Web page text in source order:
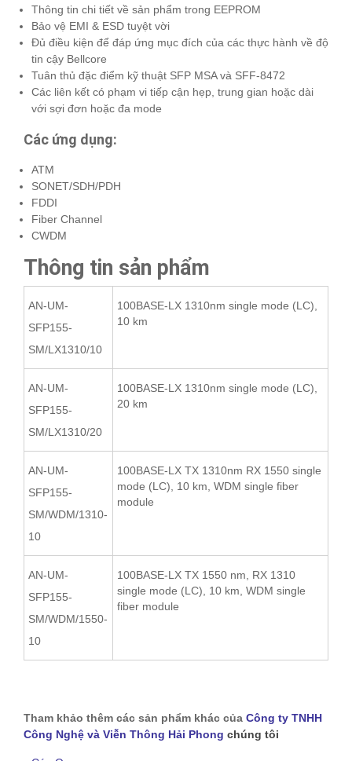
Thông tin chi tiết về sản phẩm trong EEPROM
Bảo vệ EMI & ESD tuyệt vời
Đủ điều kiện để đáp ứng mục đích của các thực hành về độ
tin cậy Bellcore
Tuân thủ đặc điểm kỹ thuật SFP MSA và SFF-8472
Các liên kết có phạm vi tiếp cận hẹp, trung gian hoặc dài
với sợi đơn hoặc đa mode
Các ứng dụng:
ATM
SONET/SDH/PDH
FDDI
Fiber Channel
CWDM
Thông tin sản phẩm
AN-UM-
SFP155-
SM/LX1310/10
100BASE-LX 1310nm single mode (LC),
10 km
AN-UM-
SFP155-
SM/LX1310/20
100BASE-LX 1310nm single mode (LC),
20 km
AN-UM-
SFP155-
SM/WDM/1310-
10
100BASE-LX TX 1310nm RX 1550 single
mode (LC), 10 km, WDM single fiber
module
AN-UM-
SFP155-
SM/WDM/1550-
10
100BASE-LX TX 1550 nm, RX 1310
single mode (LC), 10 km, WDM single
fiber module
Tham khảo thêm các sản phẩm khác của Công ty TNHH
Công Nghệ và Viễn Thông Hải Phong chúng tôi